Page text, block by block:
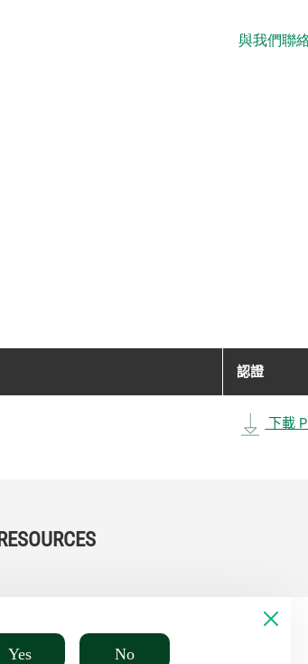
與我們聯
認證
下載
Yes No